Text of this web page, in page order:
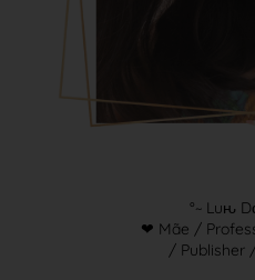
°~ Luԋ
❤ Mãe /
/ Publisher